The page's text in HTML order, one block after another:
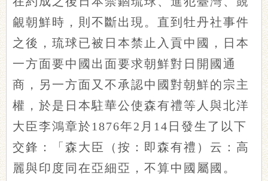
覦朝鮮時，則不斷出現。直到牡丹社事件
之後，琉球已被日本禁止入貢中國，日本
一方面要中國出面要求朝鮮對日開國通
商，另一方面又不承認中國對朝鮮的宗主
權，於是日本駐華公使森有禮等人與北洋
大臣李鴻章於1876年2月14日發生了以下
交鋒：「森大臣（按：即森有禮）云：高
麗與印度同在亞細亞，不算中國屬國。